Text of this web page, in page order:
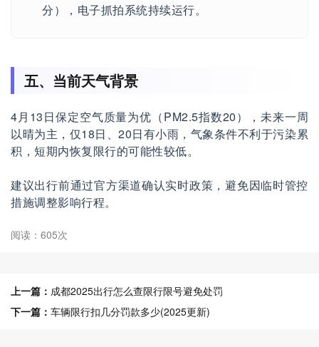
分），电子抓拍系统持续运行。
五、当前天气背景
4月13日保定空气质量为优（PM2.5指数20），未来一周
以晴为主，仅18日、20日有小雨，气象条件不利于污染累
积，短期内恢复限行的可能性较低。
建议出行前通过官方渠道确认实时政策，避免因临时管控
措施调整影响行程。
阅读：605次
上一篇： 成都2025出行怎么查限行限号避免处罚
下一篇： 车辆限行扣几分罚款多少(2025更新)